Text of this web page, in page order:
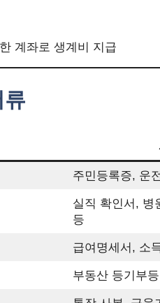
계좌로 생계비 지급
주민등록증, 운
실직 확인서, 병
등
급여명세서, 소
부동산 등기부